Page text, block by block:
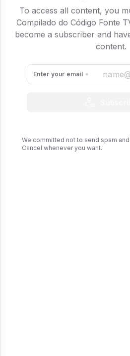
To access all content, you
Compilado do Código Fonte
become a subscriber and
content.
Enter your email
We committed not to send spam
Cancel whenever you want.